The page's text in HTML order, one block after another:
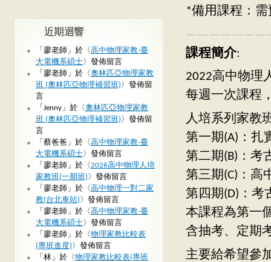
*備用課程：
課程簡介:
2022高中物理
每週一次課程
人培系列家教
第一期(A)：扎
第二期(B)：考
第三期(C)：高
第四期(D)：考
本課程為第一
含抽考、定期
主要給希望參
近期迴響
「 廖老師 」於〈 高中物理家教-臺
大電機系碩士〉發佈留言
「 廖老師 」於〈奧林匹亞物理家教
班 (奧林匹亞物理補習班) 〉發佈留
言
「 Jenny」於〈奧林匹亞物理家教
班 (奧林匹亞物理補習班) 〉發佈留
言
「 蔡爸爸 」於〈 高中物理家教-臺
大電機系碩士〉發佈留言
「 廖老師 」於〈2026高中物理人培
家教班(一期班) 〉發佈留言
「 廖老師 」於〈 高中物理一對二家
教(台北車站) 〉發佈留言
「 廖老師 」於〈 高中物理家教-臺
大電機系碩士〉發佈留言
「 廖老師 」於〈物理家教比較表
(專班進度) 〉發佈留言
「 林」於〈物理家教比較表(專班